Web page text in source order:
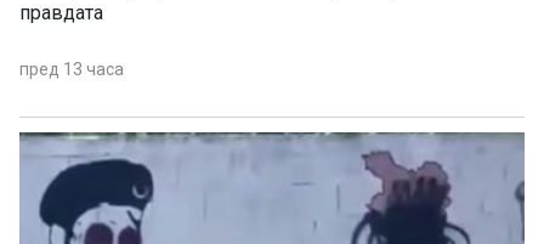
правдата
пред 13 часа